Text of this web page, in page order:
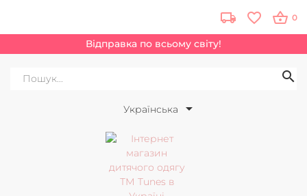
Відправка по всьому світу!
Українська
0